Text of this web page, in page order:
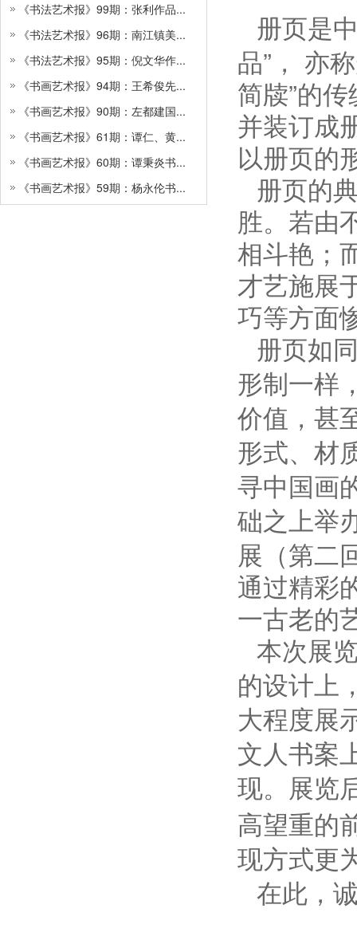
《书法艺术报》99期：张利作品...
《书法艺术报》96期：南江镇美...
《书法艺术报》95期：倪文华作...
《书画艺术报》94期：王希俊先...
《书画艺术报》90期：左都建国...
《书画艺术报》61期：谭仁、黄...
《书画艺术报》60期：谭秉炎书...
《书画艺术报》59期：杨永伦书...
册页是
品”， 亦
简牍”的
并装订成
以册页的
册页的
胜。若由
相斗艳；
才艺施展
巧等方面
册页如
形制一样
价值，甚
形式、材
寻中国画
础之上举
展（第二
通过精彩
一古老的
本次展
的设计上
大程度展
文人书案
现。展览
高望重的
现方式更
在此，